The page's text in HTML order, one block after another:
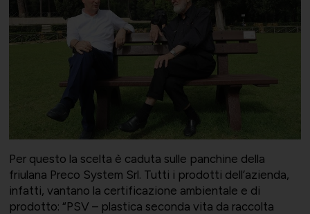
Per questo la scelta è caduta sulle panchine della
friulana Preco System Srl. Tutti i prodotti dell’azienda,
infatti, vantano la certificazione ambientale e di
prodotto: “PSV – plastica seconda vita da raccolta
Momenti di vita associativa
Scambi fra soci